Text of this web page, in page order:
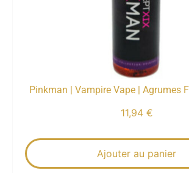
Pinkman | Vampire Vape | Agrumes
11,94 €
Ajouter au panier